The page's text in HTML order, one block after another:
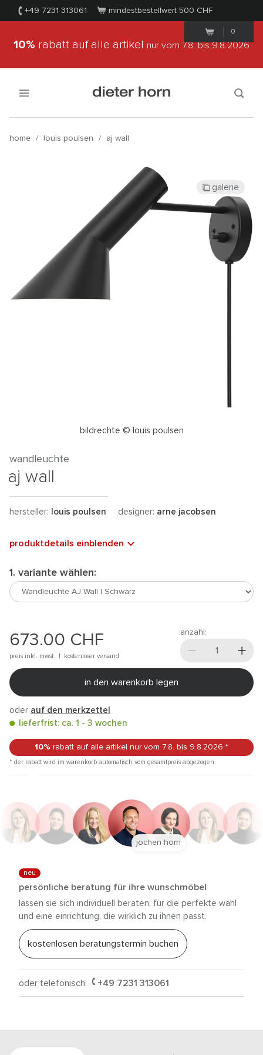
+49 7231 313061 mindestbestellwert 500 CHF
0
10% rabatt auf alle artikel nur vom 7.8.bis 9.8.2026
home / louis poulsen / aj wall
bildrechte © louis poulsen
galerie
wandleuchte
aj wall
hersteller: louis poulsen designer: arne jacobsen
produktdetails einblenden
1. variante wählen:
673.00 CHF
preis inkl. mwst. | kostenloser versand
anzahl:
in den warenkorb legen
oder auf den merkzettel
lieferfrist: ca. 1 - 3 wochen
10% rabatt auf alle artikel nur vom 7.8. bis 9.8.2026 *
* der rabatt wird im warenkorb automatisch vom gesamtpreis abgezogen.
neu
persönliche beratung für ihre wunschmöbel
lassen sie sich individuell beraten, für die perfekte wahl
und eine einrichtung, die wirklich zu ihnen passt.
kostenlosen beratungstermin buchen
oder telefonisch: +49 7231 313061
jochen horn